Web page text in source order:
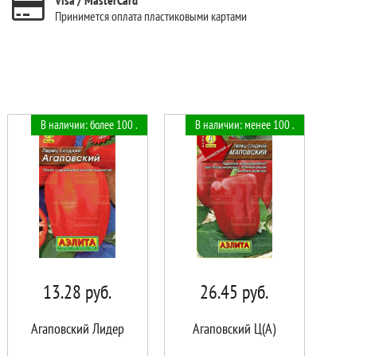
Принимется оплата пластиковыми картами
В наличии: более 100 .
13.28 руб.
Агаповский Лидер
В наличии: менее 100 .
26.45 руб.
Агаповский Ц(А)